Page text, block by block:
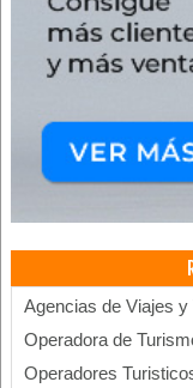
Agencias de Viajes y
Operadora de
Operadores